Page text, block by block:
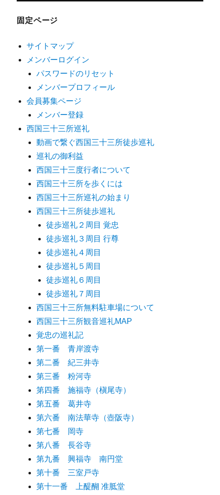
固定ページ
サイトマップ
メンバーログイン
パスワードのリセット
メンバープロフィール
会員募集ページ
メンバー登録
西国三十三所巡礼
動画で繋ぐ西国三十三所徒歩巡礼
巡礼の御利益
西国三十三度行者について
西国三十三所を歩くには
西国三十三所巡礼の始まり
西国三十三所徒歩巡礼
徒歩巡礼２周目 覚忠
徒歩巡礼３周目 行尊
徒歩巡礼４周目
徒歩巡礼５周目
徒歩巡礼６周目
徒歩巡礼７周目
西国三十三所無料駐車場について
西国三十三所観音巡礼MAP
覚忠の巡礼記
第一番 青岸渡寺
第二番 紀三井寺
第三番 粉河寺
第四番 施福寺（槇尾寺）
第五番 葛井寺
第六番 南法華寺（壺阪寺）
第七番 岡寺
第八番 長谷寺
第九番 興福寺 南円堂
第十番 三室戸寺
第十一番 上醍醐 准胝堂